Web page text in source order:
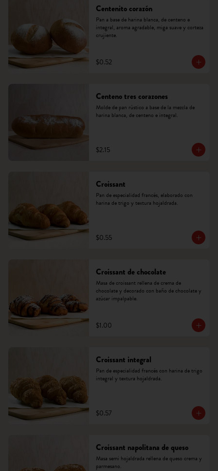
Centenito corazón
Pan a base de harina blanca, de centeno e
integral, aroma agradable, miga suave y corteza
crujiente.
$0.52
Centeno tres corazones
Molde de pan rústico a base de la mezcla de
harina blanca, de centeno e integral.
$2.15
Croissant
Pan de especialidad francés, elaborado con
harina de trigo y textura hojaldrada.
$0.55
Croissant de chocolate
Masa de croissant rellena de crema de
chocolate y decorado con baño de chocolate y
azúcar impalpable.
$1.00
Croissant integral
Pan de especialidad francés con harina de trigo
integral y textura hojaldrada.
$0.57
Croissant napolitana de queso
Masa semi hojaldrada rellena de queso crema y
parmesano.